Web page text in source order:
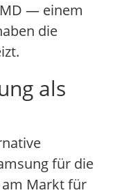
— einem
die
als
für die
Markt für